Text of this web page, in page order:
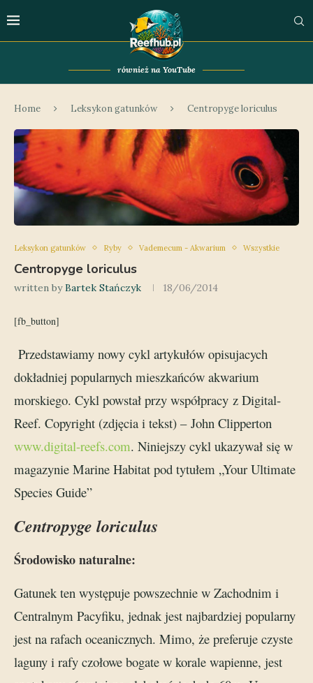
również na YouTube
Home Leksykon gatunków Centropyge loriculus
Leksykon gatunków Ryby Vademecum - Akwarium Wszystkie
Centropyge loriculus
written byBartek Stańczyk 18/06/2014
[fb_button]
Przedstawiamy nowy cykl artykułów opisujacych
dokładniej popularnych mieszkańców akwarium
morskiego. Cykl powstał przy współpracy z Digital-
Reef. Copyright (zdjęcia i tekst) – John Clipperton
www.digital-reefs.com. Niniejszy cykl ukazywał się w
magazynie Marine Habitat pod tytułem „Your Ultimate
Species Guide”
Centropyge loriculus
Środowisko naturalne:
Gatunek ten występuje powszechnie w Zachodnim i
Centralnym Pacyfiku, jednak jest najbardziej popularny
jest na rafach oceanicznych. Mimo, że preferuje czyste
laguny i rafy czołowe bogate w korale wapienne, jest